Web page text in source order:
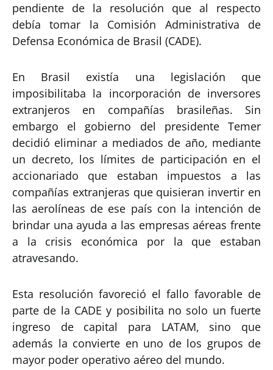
pendiente de la resolución que al respecto
debía tomar la Comisión Administrativa de
Defensa Económica de Brasil (CADE).
En Brasil existía una legislación que
imposibilitaba la incorporación de inversores
extranjeros en compañías brasileñas. Sin
embargo el gobierno del presidente Temer
decidió eliminar a mediados de año, mediante
un decreto, los límites de participación en el
accionariado que estaban impuestos a las
compañías extranjeras que quisieran invertir en
las aerolíneas de ese país con la intención de
brindar una ayuda a las empresas aéreas frente
a la crisis económica por la que estaban
atravesando.
Esta resolución favoreció el fallo favorable de
parte de la CADE y posibilita no solo un fuerte
ingreso de capital para LATAM, sino que
además la convierte en uno de los grupos de
mayor poder operativo aéreo del mundo.